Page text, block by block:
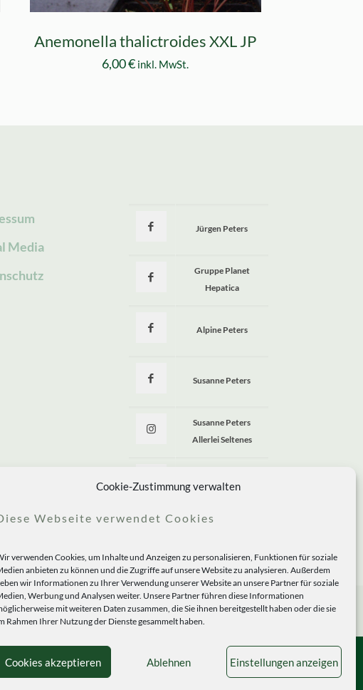
Cookie-Zustimmung verwalten
Webseite verwendet Cookies
verwenden Cookies, um Inhalte und Anzeigen zu personalisieren, Funktionen für soziale
anbieten zu können und die Zugriffe auf unsere Website zu analysieren. Außerdem
wir Informationen zu Ihrer Verwendung unserer Website an unsere Partner für soziale
Werbung und Analysen weiter. Unsere Partner führen diese Informationen
mit weiteren Daten zusammen, die Sie ihnen bereitgestellt haben oder die sie
Rahmen Ihrer Nutzung der Dienste gesammelt haben.
Cookies akzeptieren Ablehnen Einstellungen anzeigen
Anemonella thalictroides XXL JP
6,00€ inkl. MwSt.
Media
Jürgen Peters
Gruppe Planet
Hepatica
Alpine Peters
Susanne Peters
Susanne Peters
Allerlei Seltenes
Allerlei Seltenes